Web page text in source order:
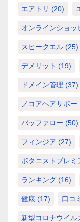
エアトリ (20)
オンラインショッ
スピークエル (25)
デメリット (19)
ドメイン管理 (37)
ノコアヘアサポ
バッファロー (50)
フィンジア (27)
ボタニストプレミ
ランキング (16)
健康 (17) 口コ
新型コロナウイル